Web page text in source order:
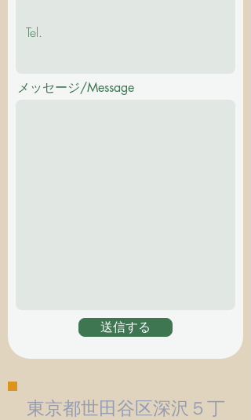
メッセージ/Message
送信する
東京都世田谷区深沢５丁